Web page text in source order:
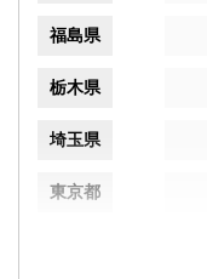
福島県
栃木県
埼玉県
東京都